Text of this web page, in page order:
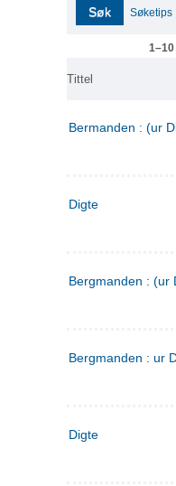
Søk Søketips
Tittel
Bermanden : (ur
Digte
Bergmanden : (ur
Bergmanden : ur
Digte